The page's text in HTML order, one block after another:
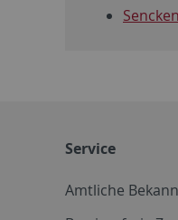
Service
Amtliche